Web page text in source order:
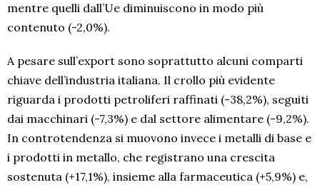
mentre quelli dall’Ue diminuiscono in modo più
contenuto (-2,0%).
A pesare sull’export sono soprattutto alcuni comparti
chiave dell’industria italiana. Il crollo più evidente
riguarda i prodotti petroliferi raffinati (-38,2%), seguiti
dai macchinari (-7,3%) e dal settore alimentare (-9,2%).
In controtendenza si muovono invece i metalli di base e
i prodotti in metallo, che registrano una crescita
sostenuta (+17,1%), insieme alla farmaceutica (+5,9%) e,